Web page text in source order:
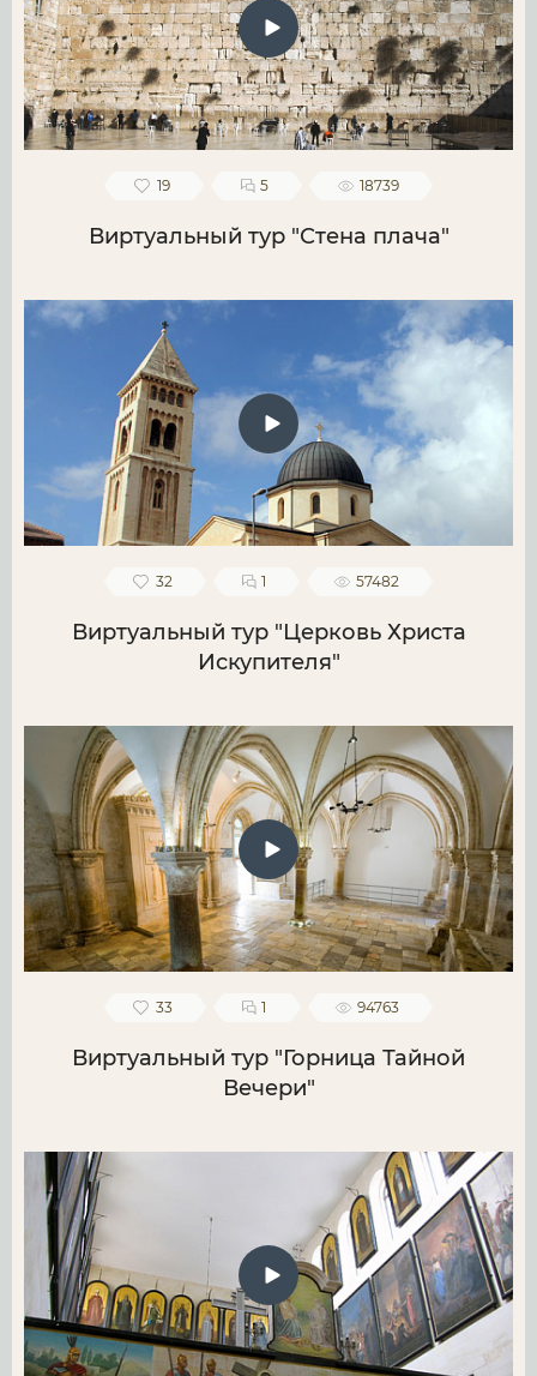
19 5 18739
Виртуальный тур "Стена плача"
32 1 57482
Виртуальный тур "Церковь Христа
Искупителя"
33 1 94763
Виртуальный тур "Горница Тайной
Вечери"